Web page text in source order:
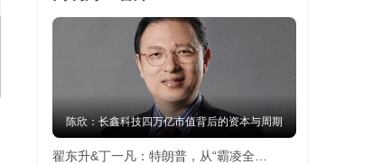
陈欣：长鑫科技四万亿市值背后的资本与周期
翟东升&丁一凡：特朗普，从“霸凌全